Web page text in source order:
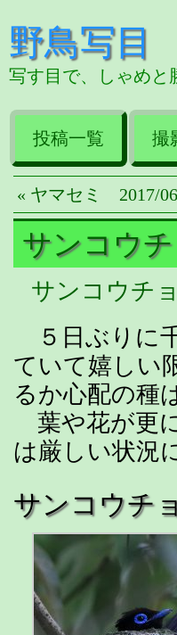
野鳥写目
写す目で、しゃめと
投稿一覧 撮
« ヤマセミ 2017/
サンコウ
サンコウチ
５日ぶりに
ていて嬉しい
るか心配の種
葉や花が更
は厳しい状況
サンコウチ